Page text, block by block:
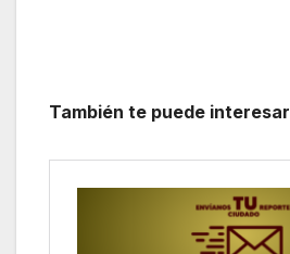
También te puede interesar